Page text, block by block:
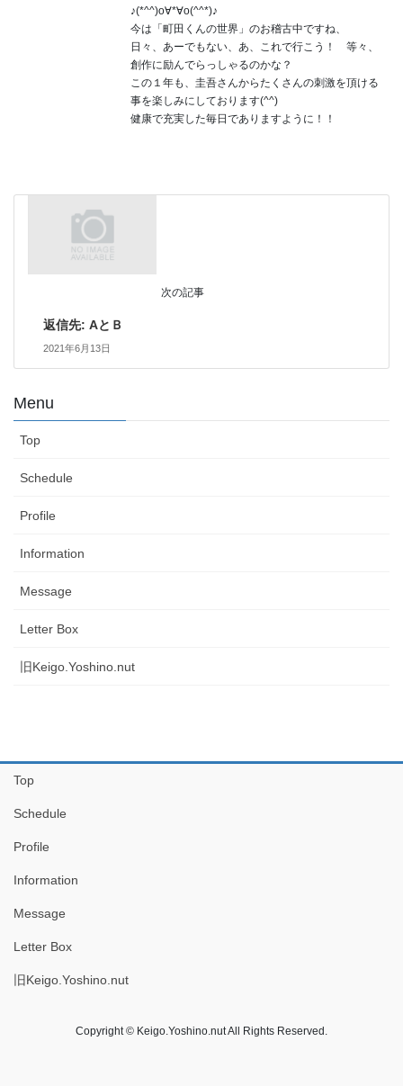
♪(*^^)o∀*∀o(^^*)♪
今は「町田くんの世界」のお稽古中ですね、
日々、あーでもない、あ、これで行こう！ 等々、
創作に励んでらっしゃるのかな？
この１年も、圭吾さんからたくさんの刺激を頂ける
事を楽しみにしております(^^)
健康で充実した毎日でありますように！！
次の記事
返信先: AとＢ
2021年6月13日
Menu
Top
Schedule
Profile
Information
Message
Letter Box
旧Keigo.Yoshino.nut
Top
Schedule
Profile
Information
Message
Letter Box
旧Keigo.Yoshino.nut
Copyright © Keigo.Yoshino.nut All Rights Reserved.